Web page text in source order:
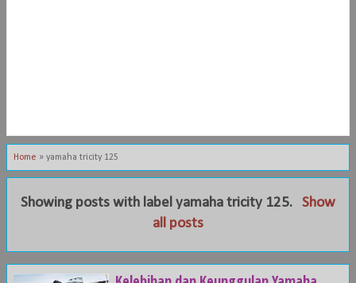
Home » yamaha tricity 125
Showing posts with labelyamaha tricity 125.
Show
all posts